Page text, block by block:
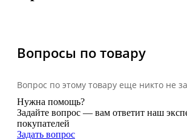
Вопросы по товару
Вопрос по этому товару еще никто не
Нужна помощь?
Задайте вопрос — вам ответит наш
покупателей
Задать вопрос